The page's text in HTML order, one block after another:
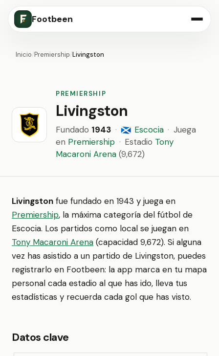
Footbeen
Inicio/Premiership/Livingston
PREMIERSHIP
Livingston
Fundado 1943 · 🏴󠁧󠁢󠁳󠁣󠁴󠁿 Escocia · Juega
en Premiership · Estadio Tony
Macaroni Arena (9,672)
Livingston fue fundado en 1943 y juega en
Premiership, la máxima categoría del fútbol de
Escocia. Los partidos como local se juegan en
Tony Macaroni Arena (capacidad 9,672). Si alguna
vez has asistido a un partido de Livingston, puedes
registrarlo en Footbeen: la app marca en tu mapa
personal cada estadio al que has ido, lleva tus
estadísticas y recuerda cada gol que has visto.
Datos clave